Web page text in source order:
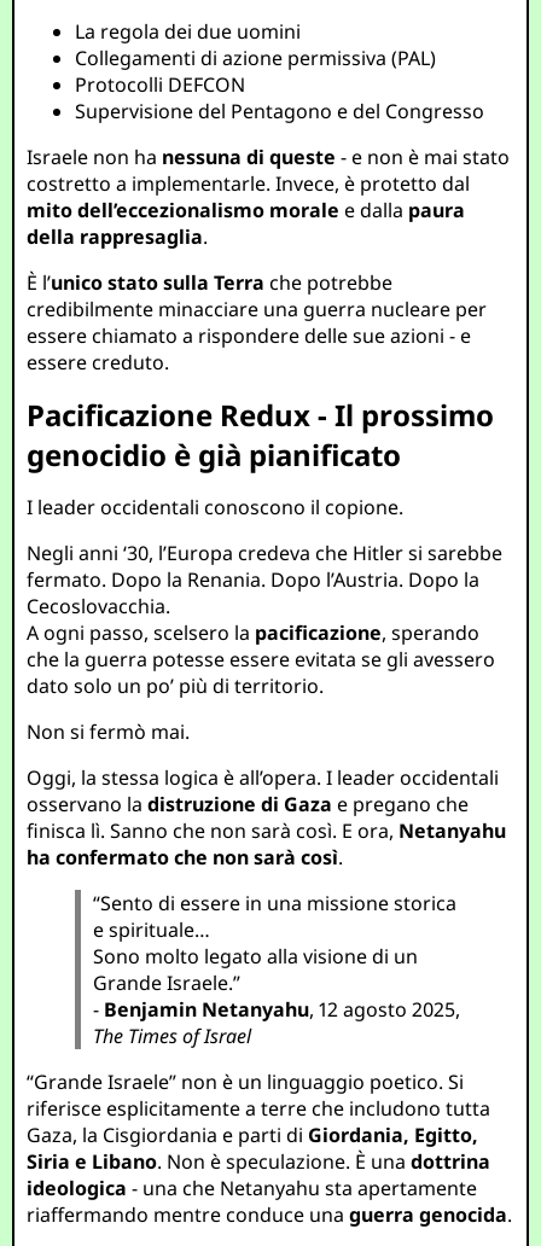
La regola dei due uomini
Collegamenti di azione permissiva (PAL)
Protocolli DEFCON
Supervisione del Pentagono e del Congresso
Israele non ha nessuna di queste - e non è mai stato
costretto a implementarle. Invece, è protetto dal
mito dell’eccezionalismo morale e dalla paura
della rappresaglia.
È l’unico stato sulla Terra che potrebbe
credibilmente minacciare una guerra nucleare per
essere chiamato a rispondere delle sue azioni - e
essere creduto.
Pacificazione Redux - Il prossimo
genocidio è già pianificato
I leader occidentali conoscono il copione.
Negli anni ‘30, l’Europa credeva che Hitler si sarebbe
fermato. Dopo la Renania. Dopo l’Austria. Dopo la
Cecoslovacchia.
A ogni passo, scelsero la pacificazione, sperando
che la guerra potesse essere evitata se gli avessero
dato solo un po’ più di territorio.
Non si fermò mai.
Oggi, la stessa logica è all’opera. I leader occidentali
osservano ladistruzione di Gaza e pregano che
finisca lì. Sanno che non sarà così. E ora, Netanyahu
ha confermato che non sarà così.
“Sento di essere in una missione storica
e spirituale…
Sono molto legato alla visione di un
Grande Israele.”
- Benjamin Netanyahu, 12 agosto 2025,
The Times of Israel
“Grande Israele” non è un linguaggio poetico. Si
riferisce esplicitamente a terre che includono tutta
Gaza, la Cisgiordania e parti di Giordania, Egitto,
Siria e Libano. Non è speculazione. È unadottrina
ideologica - una che Netanyahu sta apertamente
riaffermando mentre conduce unaguerra genocida.